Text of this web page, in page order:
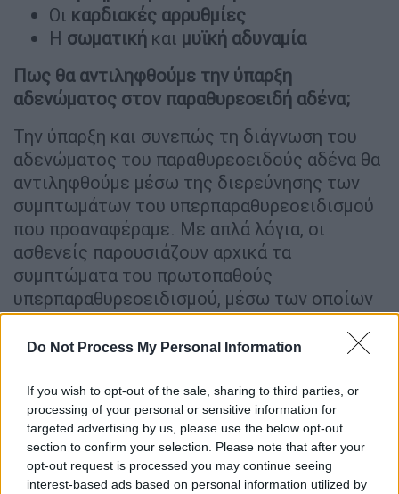
Do Not Process My Personal Information
If you wish to opt-out of the sale, sharing to third parties, or
processing of your personal or sensitive information for
targeted advertising by us, please use the below opt-out
section to confirm your selection. Please note that after your
opt-out request is processed you may continue seeing
interest-based ads based on personal information utilized by
Οι καρδιακές αρρυθμίες
Η σωματική και μυϊκή αδυναμία
Πως θα αντιληφθούμε την ύπαρξη
αδενώματος στον παραθυρεοειδή αδένα;
Την ύπαρξη και συνεπώς τη διάγνωση του
αδενώματος του παραθυρεοειδούς αδένα θα
αντιληφθούμε μέσω της διερεύνησης των
συμπτωμάτων του υπερπαραθυρεοειδισμού
που προαναφέραμε. Με απλά λόγια, οι
ασθενείς παρουσιάζουν αρχικά τα
συμπτώματα του πρωτοπαθούς
υπερπαραθυρεοειδισμού, μέσω των οποίων
τίθεται η διάγνωσή του, ενώ στη συνέχεια
ανευρίσκεται τοαίτιοτου
τοαδένωμα παραθυρεοειδούς.
Ο πρωτοπαθής υπερπαραθυρεοειδισμός,
λοιπόν, θα διαγνωσθεί αρχικά, με την
ανεύρεση στο αίμα: